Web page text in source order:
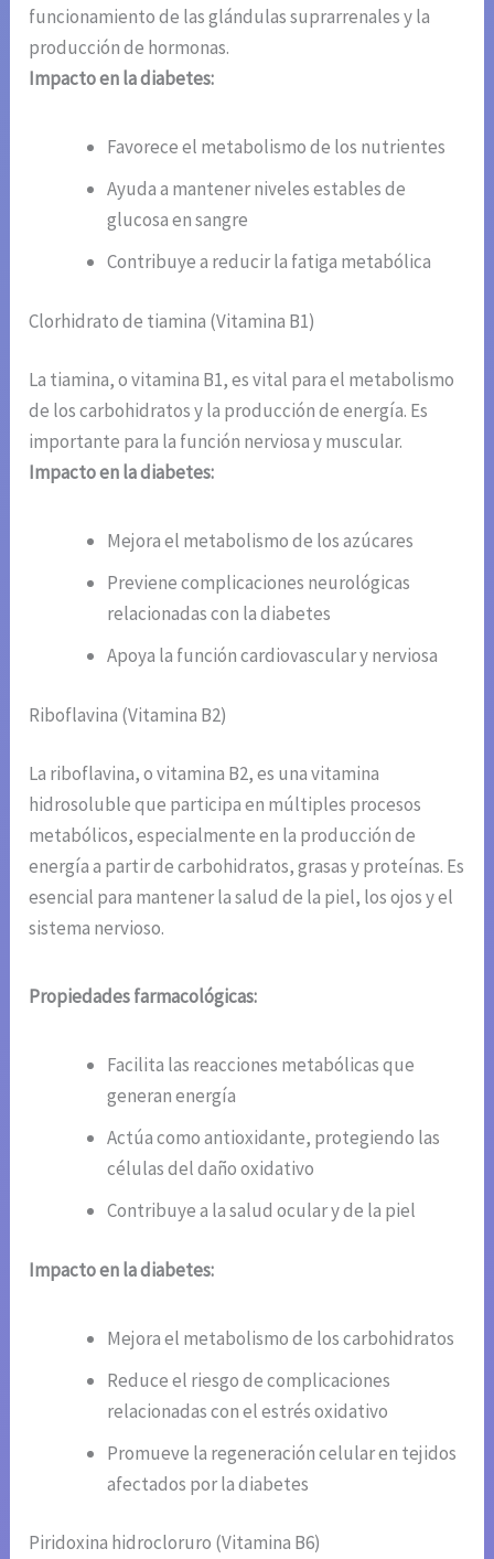
funcionamiento de las glándulas suprarrenales y la
producción de hormonas.
Impacto en la diabetes:
Favorece el metabolismo de los nutrientes
Ayuda a mantener niveles estables de
glucosa en sangre
Contribuye a reducir la fatiga metabólica
Clorhidrato de tiamina (Vitamina B1)
La tiamina, o vitamina B1, es vital para el metabolismo
de los carbohidratos y la producción de energía. Es
importante para la función nerviosa y muscular.
Impacto en la diabetes:
Mejora el metabolismo de los azúcares
Previene complicaciones neurológicas
relacionadas con la diabetes
Apoya la función cardiovascular y nerviosa
Riboflavina (Vitamina B2)
La riboflavina, o vitamina B2, es una vitamina
hidrosoluble que participa en múltiples procesos
metabólicos, especialmente en la producción de
energía a partir de carbohidratos, grasas y proteínas. Es
esencial para mantener la salud de la piel, los ojos y el
sistema nervioso.
Propiedades farmacológicas:
Facilita las reacciones metabólicas que
generan energía
Actúa como antioxidante, protegiendo las
células del daño oxidativo
Contribuye a la salud ocular y de la piel
Impacto en la diabetes:
Mejora el metabolismo de los carbohidratos
Reduce el riesgo de complicaciones
relacionadas con el estrés oxidativo
Promueve la regeneración celular en tejidos
afectados por la diabetes
Piridoxina hidrocloruro (Vitamina B6)